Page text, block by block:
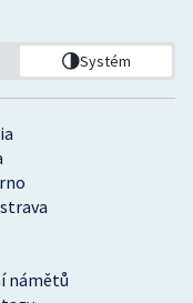
námětů
Systém